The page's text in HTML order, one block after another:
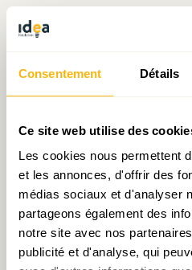
Consentement Détails
Ce site web utilise des
Les cookies nous permettent
et les annonces, d'offrir des
médias sociaux et d'analyser
partageons également des
notre site avec nos
publicité et d'analyse, qui
L’ampleur de la
processus de
une accélération du
productif, mais aussi des
de personnel et de
mériteraient dès lors
dispositif
serait souhaitable
l’amortissement à la